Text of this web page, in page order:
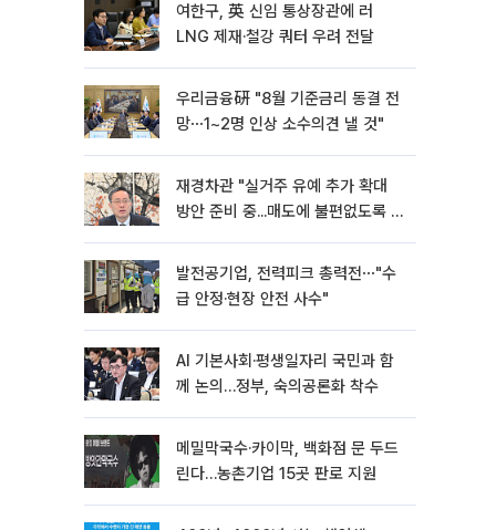
여한구, 英 신임 통상장관에 러
LNG 제재·철강 쿼터 우려 전달
우리금융硏 "8월 기준금리 동결 전
망⋯1~2명 인상 소수의견 낼 것"
재경차관 "실거주 유예 추가 확대
방안 준비 중...매도에 불편없도록 노
발전공기업, 전력피크 총력전⋯"수
급 안정·현장 안전 사수"
AI 기본사회·평생일자리 국민과 함
께 논의…정부, 숙의공론화 착수
메밀막국수·카이막, 백화점 문 두드
린다…농촌기업 15곳 판로 지원